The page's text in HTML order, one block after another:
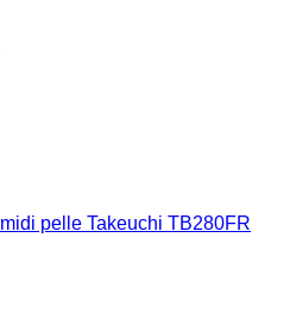
midi pelle Takeuchi TB280FR